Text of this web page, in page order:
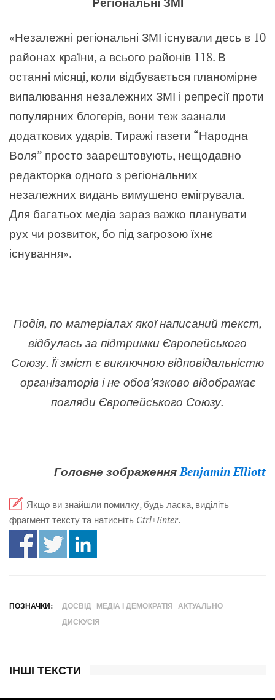
«Незалежні регіональні ЗМІ існували десь в 10
районах країни, а всього районів 118. В
останні місяці, коли відбувається планомірне
випалювання незалежних ЗМІ і репресії проти
популярних блогерів, вони теж зазнали
додаткових ударів. Тиражі газети “Народна
Воля” просто заарештовують, нещодавно
редакторка одного з регіональних
незалежних видань вимушено емігрувала.
Для багатьох медіа зараз важко планувати
рух чи розвиток, бо під загрозою їхнє
існування».
Подія, по матеріалах якої написаний текст,
відбулась за підтримки Європейського
Союзу. Її зміст є виключною відповідальністю
організаторів і не обов’язково відображає
погляди Європейського Союзу.
Головне зображенняBenjamin Elliott
Якщо ви знайшли помилку, будь ласка, виділіть
фрагмент тексту та натисніть Ctrl+Enter.
ПОЗНАЧКИ: ДОСВІД МЕДІА І ДЕМОКРАТІЯ АКТУАЛЬНО
ДИСКУСІЯ
ІНШІ ТЕКСТИ